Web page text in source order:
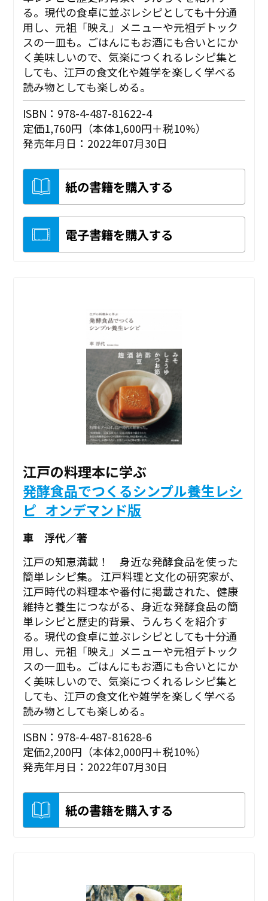
る。現代の食卓に並ぶレシピとしても十分通
用し、元祖「映え」メニューや元祖デトック
スの一皿も。ごはんにもお酒にも合いとにか
く美味しいので、気楽につくれるレシピ集と
しても、江戸の食文化や雑学を楽しく学べる
読み物としても楽しめる。
ISBN：978-4-487-81622-4
定価1,760円（本体1,600円＋税10%）
発売年月日：2022年07月30日
紙の書籍を購入する
電子書籍を購入する
江戸の料理本に学ぶ
発酵食品でつくるシンプル養生レシ
ピ_オンデマンド版
車 浮代／著
江戸の知恵満載！ 身近な発酵食品を使った
簡単レシピ集。 江戸料理と文化の研究家が、
江戸時代の料理本や番付に掲載された、健康
維持と養生につながる、身近な発酵食品の簡
単レシピと歴史的背景、うんちくを紹介す
る。現代の食卓に並ぶレシピとしても十分通
用し、元祖「映え」メニューや元祖デトック
スの一皿も。ごはんにもお酒にも合いとにか
く美味しいので、気楽につくれるレシピ集と
しても、江戸の食文化や雑学を楽しく学べる
読み物としても楽しめる。
ISBN：978-4-487-81628-6
定価2,200円（本体2,000円＋税10%）
発売年月日：2022年07月30日
紙の書籍を購入する